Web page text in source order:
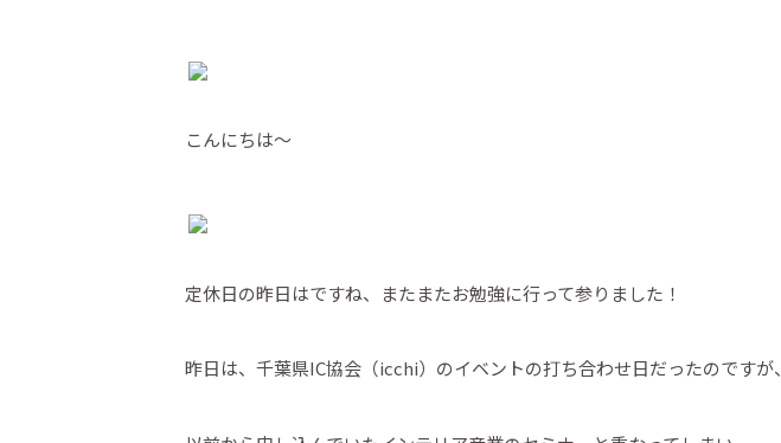
こんにちは～
定休日の昨日はですね、またまたお勉強に行って参りました！
昨日は、千葉県IC協会（icchi）のイベントの打ち合わせ日だったのですが、